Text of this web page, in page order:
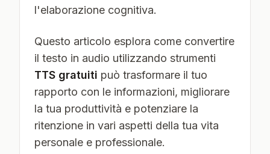
l'elaborazione cognitiva.
Questo articolo esplora come convertire
il testo in audio utilizzando strumenti
TTS gratuiti può trasformare il tuo
rapporto con le informazioni, migliorare
la tua produttività e potenziare la
ritenzione in vari aspetti della tua vita
personale e professionale.